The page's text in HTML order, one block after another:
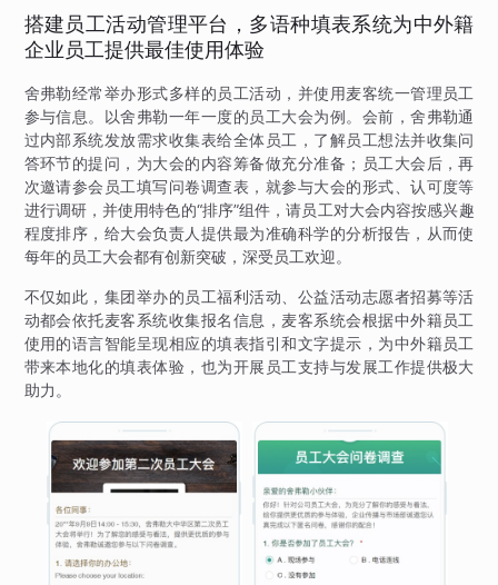
搭建员工活动管理平台，多语种填表系统为中外籍
企业员工提供最佳使用体验
舍弗勒经常举办形式多样的员工活动，并使用麦客统一管理员工
参与信息。以舍弗勒一年一度的员工大会为例。会前，舍弗勒通
过内部系统发放需求收集表给全体员工，了解员工想法并收集问
答环节的提问，为大会的内容筹备做充分准备；员工大会后，再
次邀请参会员工填写问卷调查表，就参与大会的形式、认可度等
进行调研，并使用特色的“排序”组件，请员工对大会内容按感兴趣
程度排序，给大会负责人提供最为准确科学的分析报告，从而使
每年的员工大会都有创新突破，深受员工欢迎。
不仅如此，集团举办的员工福利活动、公益活动志愿者招募等活
动都会依托麦客系统收集报名信息，麦客系统会根据中外籍员工
使用的语言智能呈现相应的填表指引和文字提示，为中外籍员工
带来本地化的填表体验，也为开展员工支持与发展工作提供极大
助力。